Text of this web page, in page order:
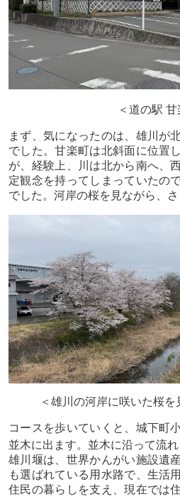
＜道の駅 甘
まず、気になったのは、雄川が
でした。甘楽町は北斜面に位置
が、経験上、川は北から南へ、
定観念を持ってしまっていたの
でした。河岸の桜を見ながら、さ
＜雄川の河岸に咲いた桜を
コースを歩いていくと、城下町
並木に出ます。並木に沿って流
雄川堰は、世界かんがい施設遺
も選ばれている用水路で、生活
住民の暮らしを支え、現在では